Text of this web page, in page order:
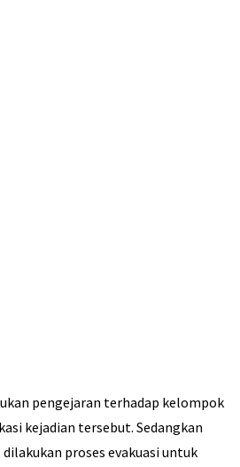
pengejaran terhadap kelompok
kejadian tersebut. Sedangkan
proses evakuasi untuk